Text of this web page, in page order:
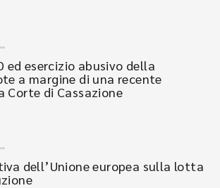
ed esercizio abusivo della
a margine di una recente
Corte di Cassazione
dell’Unione europea sulla lotta